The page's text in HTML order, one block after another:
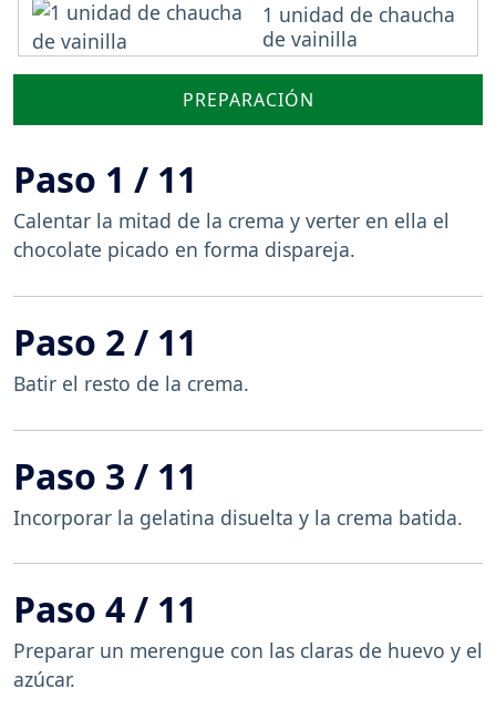
1 unidad de chaucha
de vainilla
PREPARACIÓN
Paso 1 / 11
Calentar la mitad de la crema y verter en ella el
chocolate picado en forma dispareja.
Paso 2 / 11
Batir el resto de la crema.
Paso 3 / 11
Incorporar la gelatina disuelta y la crema batida.
Paso 4 / 11
Preparar un merengue con las claras de huevo y el
azúcar.